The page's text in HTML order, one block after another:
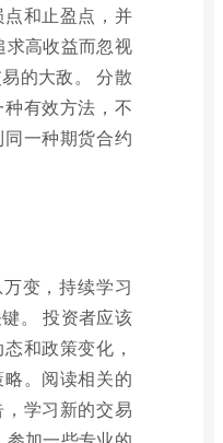
和止盈点，并
求高收益而忽视
的大敌。 分散
有效方法，不
一种期货合约
变，持续学习
。 投资者应该
和政策变化，
。阅读相关的
学习新的交易